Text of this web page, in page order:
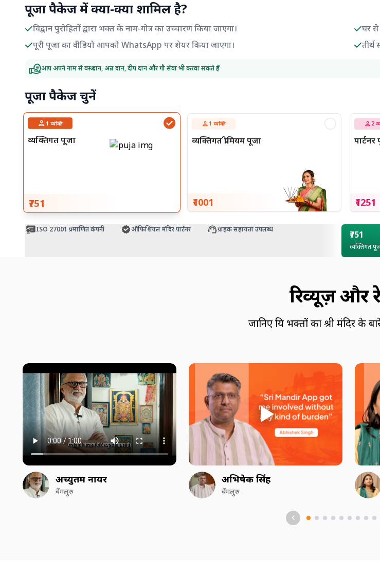
पूजा पैकेज में क्या-क्या शामिल है?
विद्वान पुरोहितों द्वारा भक्त के नाम-गोत्र का उच्चारण किया जाएगा।
घर से
पूरी पूजा का वीडियो आपको WhatsApp पर शेयर किया जाएगा।
आप अपने नाम से वस्त्र दान, अन्न दान, दीप दान और गौ सेवा भी करवा सकते हैं
पूजा पैकेज चुनें
1 व्यक्ति
व्यक्तिगत पूजा
₹751
1 व्यक्ति
व्यक्तिगत प्रीमियम पूजा
₹1001
2
₹1251
ISO 27001 प्रमाणित कंपनी ऑफिशियल मंदिर पार्टनर ग्राहक सहायता उपलब्ध ₹751
व्यक्तिगत
रिव्यूज़ और
जानिए प्रिय भक्तों का श्री मंदिर के
अच्युतम नायर
बेंगलुरु
अभिषेक सिंह
बेंगलुरु